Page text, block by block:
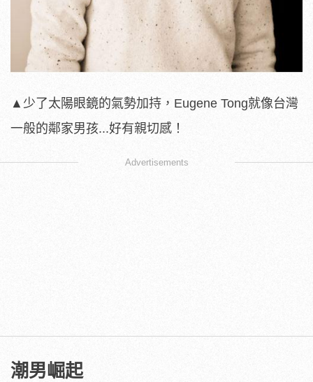
▲少了太陽眼鏡的氣勢加持，Eugene Tong就像台灣
一般的鄰家男孩...好有親切感！
Advertisements
潮男崛起